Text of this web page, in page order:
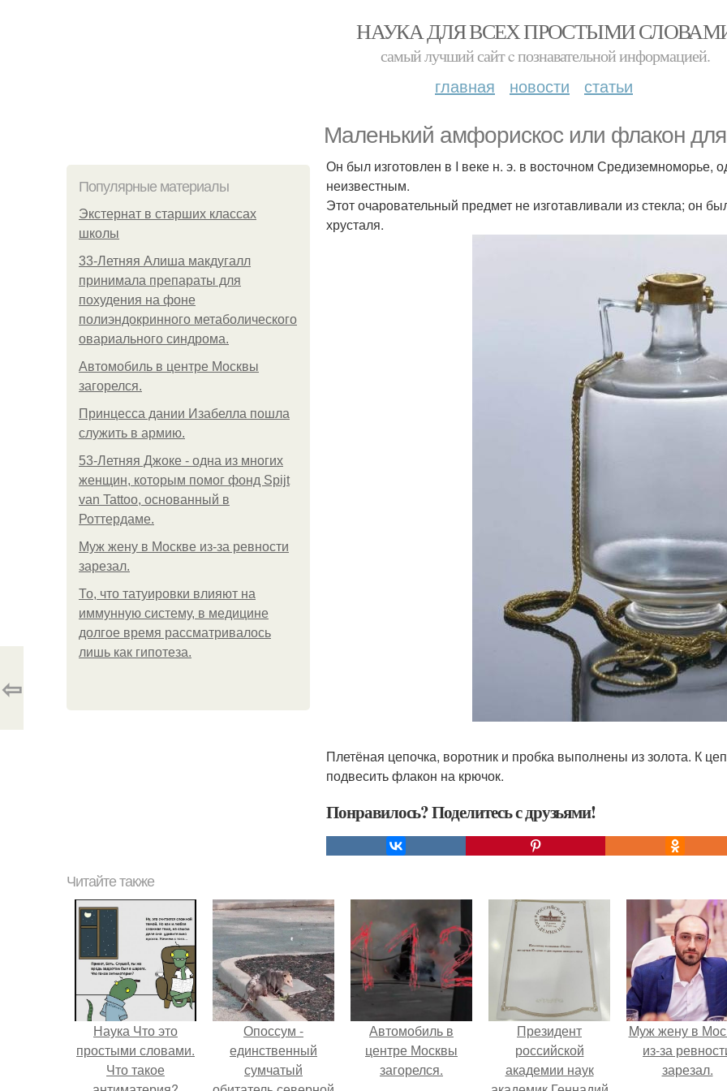
НАУКА ДЛЯ ВСЕХ ПРОСТЫМИ
самый лучший сайт c познавательной информацией.
главная новости статьи
Маленький амфорискос или флакон
Популярные материалы
Экстернат в старших классах
школы
33-Летняя Алиша макдугалл
принимала препараты для
похудения на фоне
полиэндокринного метаболического
овариального синдрома.
Автомобиль в центре Москвы
загорелся.
Принцесса дании Изабелла пошла
служить в армию.
53-Летняя Джоке - одна из многих
женщин, которым помог фонд Spijt
van Tattoo, основанный в
Роттердаме.
Mуж жену в Москве из-за ревности
зарезал.
То, что татуировки влияют на
иммунную систему, в медицине
долгое время рассматривалось
лишь как гипотеза.
Он был изготовлен в I веке н. э. в восточном Средиземноморье,
неизвестным.
Этот очаровательный предмет не изготавливали из стекла; он
хрусталя.
Плетёная цепочка, воротник и пробка выполнены из золота. К
подвесить флакон на крючок.
Понравилось? Поделитесь с друзьями!
⇦
Читайте также
Наука Что это
простыми словами.
Что такое
Опоссум -
единственный
сумчатый
Автомобиль в
центре Москвы
загорелся.
Президент
российской
академии наук
Mуж жену в
из-за
зарезал.